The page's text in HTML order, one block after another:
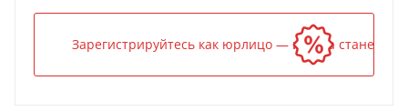
Зарегистрируйтесь как юрлицо — и цена станет